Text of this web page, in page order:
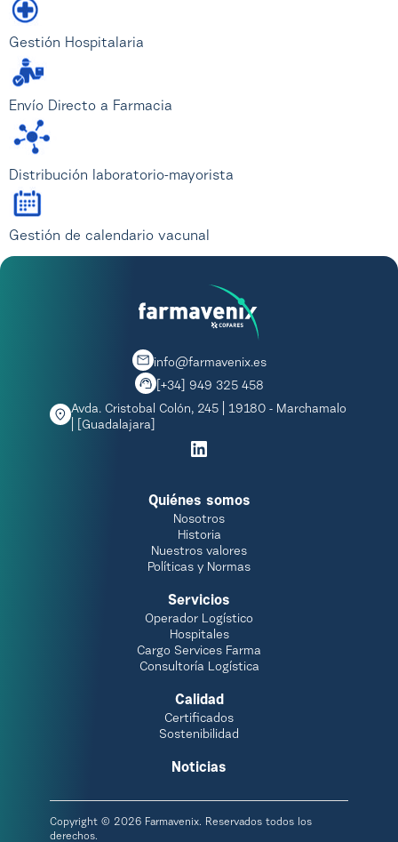
Gestión Hospitalaria
Envío Directo a Farmacia
Distribución laboratorio-mayorista
Gestión de calendario vacunal
info@farmavenix.es
[+34] 949 325 458
Avda. Cristobal Colón, 245 | 19180 - Marchamalo
| [Guadalajara]
Quiénes somos
Nosotros
Historia
Nuestros valores
Políticas y Normas
Servicios
Operador Logístico
Hospitales
Cargo Services Farma
Consultoría Logística
Calidad
Certificados
Sostenibilidad
Noticias
Copyright © 2026 Farmavenix. Reservados todos los
derechos.